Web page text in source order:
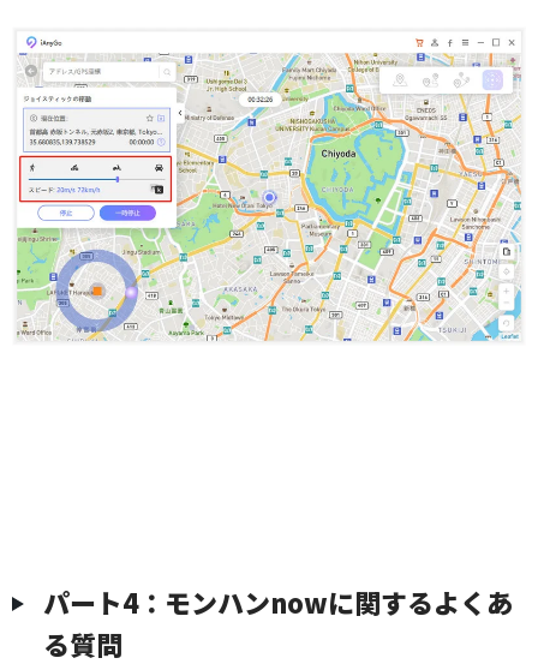
パート4：モンハンnowに関するよくあ
る質問